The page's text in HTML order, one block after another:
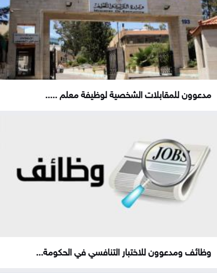
مدعوون للمقابلات الشخصية لوظيفة معلم .....
وظائف ومدعوون للاختبار التنافسي في الحكومة...